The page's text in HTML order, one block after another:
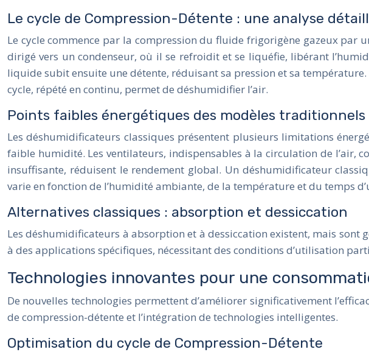
Le cycle de Compression-Détente : une analyse
Le cycle commence par la compression du fluide frigorigène gazeux par
dirigé vers un condenseur, où il se refroidit et se liquéfie, libérant
liquide subit ensuite une détente, réduisant sa pression et sa
cycle, répété en continu, permet de déshumidifier l’air.
Points faibles énergétiques des modèles traditionnels
Les déshumidificateurs classiques présentent plusieurs limitations
faible humidité. Les ventilateurs, indispensables à la circulation de l’air,
insuffisante, réduisent le rendement global. Un déshumidificateur
varie en fonction de l’humidité ambiante, de la température et du temps
Alternatives classiques : absorption et dessiccation
Les déshumidificateurs à absorption et à dessiccation existent, mais
à des applications spécifiques, nécessitant des conditions d’utilisation
Technologies innovantes pour une
De nouvelles technologies permettent d’améliorer significativement
de compression-détente et l’intégration de technologies intelligentes.
Optimisation du cycle de Compression-Détente